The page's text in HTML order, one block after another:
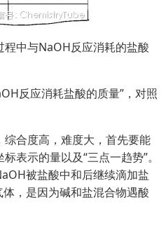
程中与NaOH反应消耗的盐酸
反应消耗盐酸的质量”，对照
综合度高，难度大，首先要能
表示的量以及“三点一趋势”。
被盐酸中和后继续滴加盐
体，是因为碱和盐混合物遇酸